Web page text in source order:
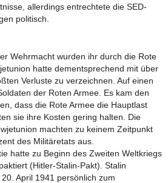
allerdings entrechtete die SED-
politisch.
Wehrmacht wurden ihr durch die Rote
hatte dementsprechend mit über
Verluste zu verzeichnen. Auf einen
der Roten Armee. Es kam den
dass die Rote Armee die Hauptlast
sie ihre Kosten gering halten. Die
machten zu keinem Zeitpunkt
des Militäretats aus.
hatte zu Beginn des Zweiten Weltkriegs
(Hitler-Stalin-Pakt). Stalin
April 1941 persönlich zum